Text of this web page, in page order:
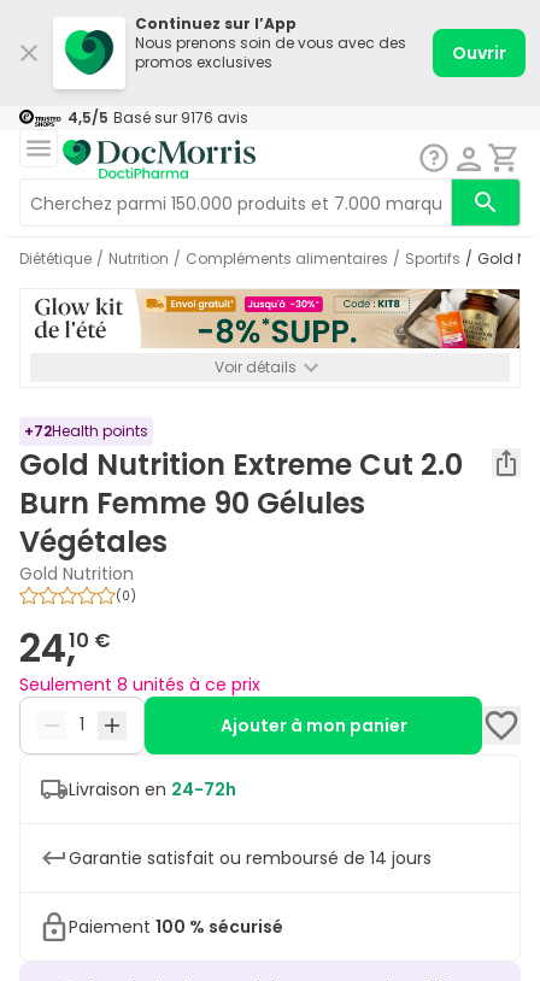
Continuez sur l’App
Nous prenons soin de vous avec des
promos exclusives
Ouvrir
4,5/5 Basé sur 9176 avis
Diététique / Nutrition / Compléments alimentaires / Sportifs / Gold
Voir détails
+72Health points
Gold Nutrition Extreme Cut 2.0
Burn Femme 90 Gélules
Végétales
Gold Nutrition
(0)
24,10 €
Seulement 8 unités à ce prix
Ajouter à mon panier
Livraison en 24-72h
Garantie satisfait ou remboursé de 14 jours
Paiement 100 % sécurisé